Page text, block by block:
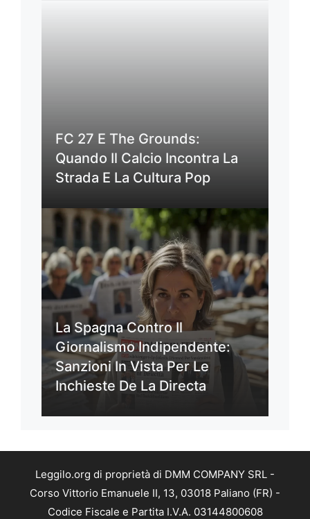
FC 27 E The Grounds:
Quando Il Calcio Incontra La
Strada E La Cultura Pop
La Spagna Contro Il
Giornalismo Indipendente:
Sanzioni In Vista Per Le
Inchieste De La Directa
Leggilo.org di proprietà di DMM COMPANY SRL -
Corso Vittorio Emanuele II, 13, 03018 Paliano (FR) -
Codice Fiscale e Partita I.V.A. 03144800608